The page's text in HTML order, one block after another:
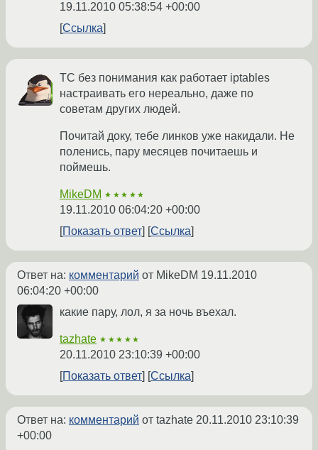
19.11.2010 05:38:54 +00:00
Ссылка
ТС без понимания как работает iptables
настраивать его нереально, даже по
советам других людей.
Почитай доку, тебе линков уже накидали. Не
поленись, пару месяцев почитаешь и
поймешь.
MikeDM ★★★★★
19.11.2010 06:04:20 +00:00
Показать ответ
Ссылка
Ответ на: комментарий от MikeDM 19.11.2010
06:04:20 +00:00
какие пару, лол, я за ночь въехал.
tazhate ★★★★★
20.11.2010 23:10:39 +00:00
Показать ответ
Ссылка
Ответ на: комментарий от tazhate 20.11.2010 23:10:39
+00:00